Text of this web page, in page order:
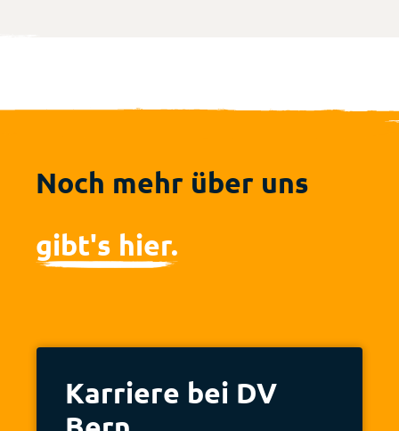
Noch mehr über uns
gibt's hier.
Karriere bei DV